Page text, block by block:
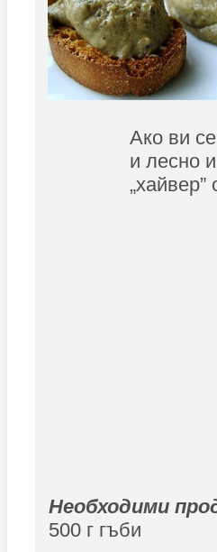
Ако ви
и лесно
„хайвер”
Необходими
500 г гъби